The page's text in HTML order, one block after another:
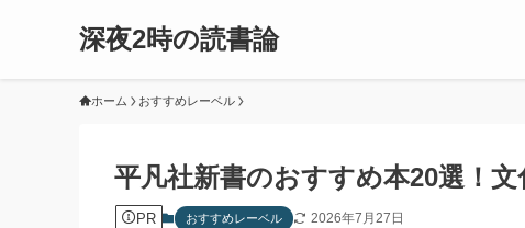
深夜2時の読書論
ホーム おすすめレーベル
平凡社新書のおすすめ本20選！
PR おすすめレーベル 2026年7月27日